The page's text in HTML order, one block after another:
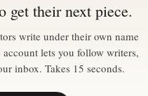
get their next piece.
write under their own name
lets you follow writers,
inbox. Takes 15 seconds.